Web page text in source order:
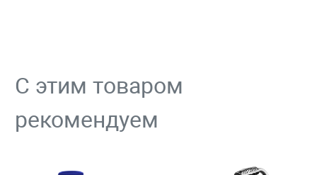
С этим товаром
рекомендуем